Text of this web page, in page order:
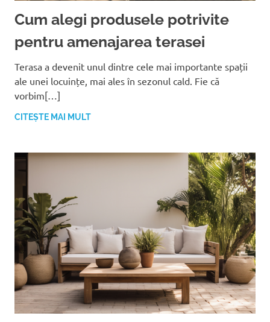
Cum alegi produsele potrivite
pentru amenajarea terasei
Terasa a devenit unul dintre cele mai importante spații
ale unei locuințe, mai ales în sezonul cald. Fie că
vorbim[…]
CITEȘTE MAI MULT